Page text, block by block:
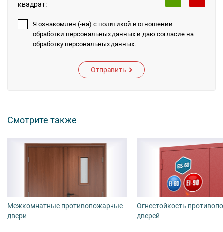
квадрат:
Я ознакомлен (-на) с политикой в отношении
обработки персональных данных и даю согласие на
обработку персональных данных.
Отправить
Смотрите также
Межкомнатные противопожарные
двери
Огнестойкость
дверей